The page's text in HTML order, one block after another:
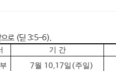
로 (딛 3:5-6).
기 간
7월 10,17일 (주일 )